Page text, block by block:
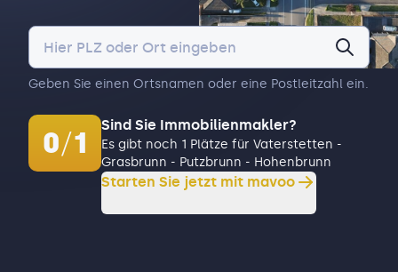
Geben Sie einen Ortsnamen oder eine Postleitzahl ein.
0/1
Sind Sie Immobilienmakler?
Es gibt noch 1 Plätze für Vaterstetten -
Grasbrunn - Putzbrunn - Hohenbrunn
Starten Sie jetzt mit mavoo